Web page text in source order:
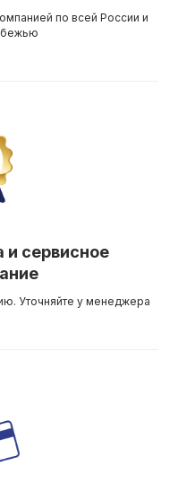
по всей России и
и сервисное
Уточняйте у менеджера